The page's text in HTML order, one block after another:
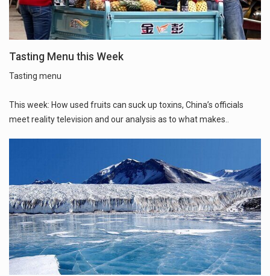
Tasting Menu this Week
Tasting menu
This week: How used fruits can suck up toxins, China’s officials
meet reality television and our analysis as to what makes..